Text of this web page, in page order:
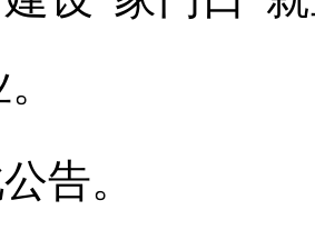
。
告。